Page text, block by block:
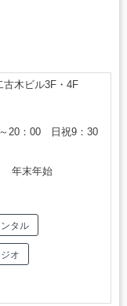
古木ビル3F・4F
20：00 日祝9：30
年末年始
タル
オ